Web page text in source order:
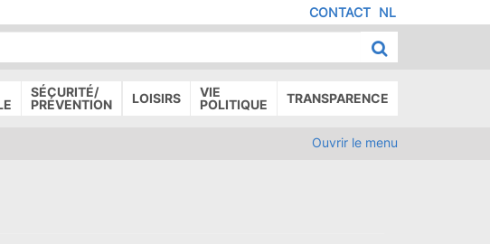
NL
MENU
DE
PAGE
CONTACT
SÉCURITÉ/
PRÉVENTION
LOISIRS
VIE
POLITIQUE
TRANSPARENCE
Ouvrir le menu